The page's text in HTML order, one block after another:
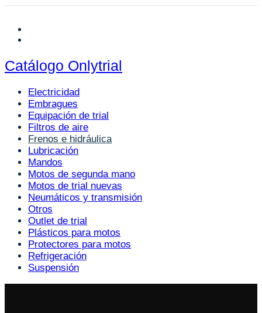
Catálogo Onlytrial
Electricidad
Embragues
Equipación de trial
Filtros de aire
Frenos e hidráulica
Lubricación
Mandos
Motos de segunda mano
Motos de trial nuevas
Neumáticos y transmisión
Otros
Outlet de trial
Plásticos para motos
Protectores para motos
Refrigeración
Suspensión